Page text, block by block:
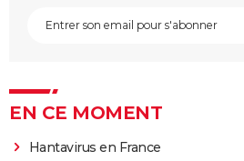
EN CE MOMENT
Hantavirus en France